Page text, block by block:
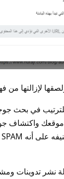
لإزالتها
في بحث
موقعك واكتشاف
نشر تدوينات